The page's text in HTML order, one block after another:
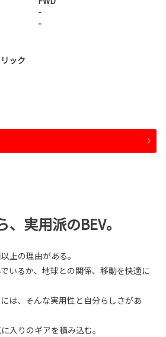
-
-
ック
実用派のBEV。
上の理由がある。
いるか、地球との関係、移動を快適に
は、そんな実用性と自分らしさがあ
入りのギアを積み込む。